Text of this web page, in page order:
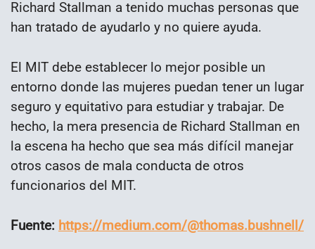
Richard Stallman a tenido muchas personas que
han tratado de ayudarlo y no quiere ayuda.
El MIT debe establecer lo mejor posible un
entorno donde las mujeres puedan tener un lugar
seguro y equitativo para estudiar y trabajar. De
hecho, la mera presencia de Richard Stallman en
la escena ha hecho que sea más difícil manejar
otros casos de mala conducta de otros
funcionarios del MIT.
Fuente: https://medium.com/@thomas.bushnell/